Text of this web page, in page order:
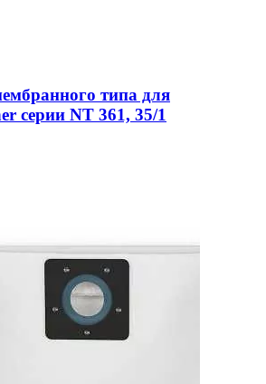
типа для
серии NT 361, 35/1